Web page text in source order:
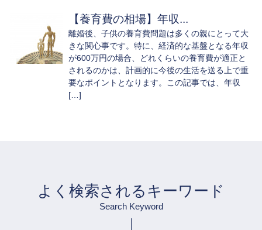
【養育費の相場】年収...
離婚後、子供の養育費問題は多くの親にとって大
きな関心事です。特に、経済的な基盤となる年収
が600万円の場合、どれくらいの養育費が適正と
されるのかは、計画的に今後の生活を送る上で重
要なポイントとなります。この記事では、年収
[…]
よく検索されるキーワード
Search Keyword